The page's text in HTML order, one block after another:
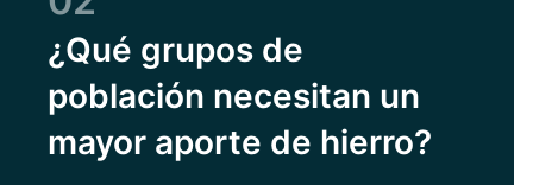
¿Qué grupos de
población necesitan un
mayor aporte de hierro?